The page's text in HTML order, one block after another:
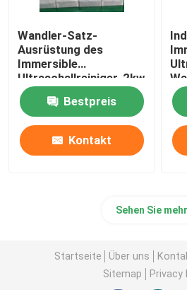
Wandler-Satz-
Ausrüstung des
Immersible
Ultraschallreiniger-2kw
piezoelektrische
Bestpreis
Kontakt
Sehen Sie
Startseite Über uns
Sitemap
Privacy